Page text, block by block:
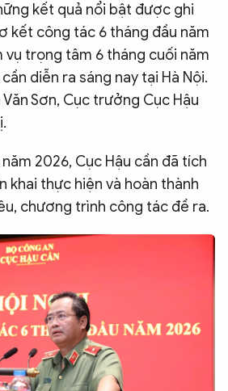
giới
Văn nghệ Công an
kết quả nổi bật được ghi
kết công tác 6 tháng đầu năm
vụ trọng tâm 6 tháng cuối năm
diễn ra sáng nay tại Hà Nội.
Sơn, Cục trưởng Cục Hậu
2026, Cục Hậu cần đã tích
khai thực hiện và hoàn thành
chương trình công tác đề ra.